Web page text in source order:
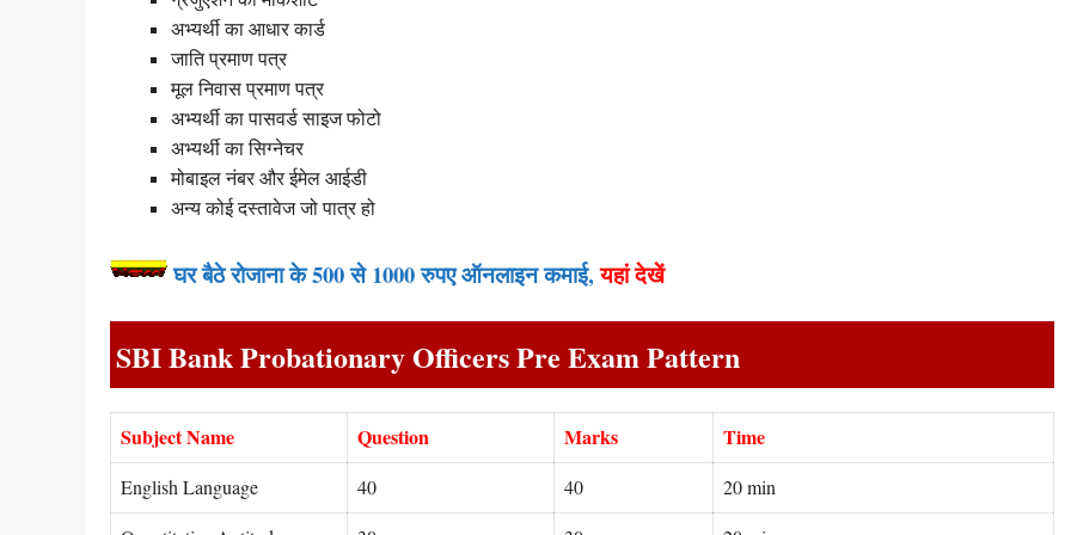
अभ्यर्थी का आधार कार्ड
जाति प्रमाण पत्र
मूल निवास प्रमाण पत्र
अभ्यर्थी का पासवर्ड साइज फोटो
अभ्यर्थी का सिग्नेचर
मोबाइल नंबर और ईमेल आईडी
अन्य कोई दस्तावेज जो पात्र हो
घर बैठे रोजाना के 500 से 1000 रुपए ऑनलाइन कमाई,यहां देखें
SBI Bank Probationary Officers Pre Exam Pattern
Subject Name Question Marks Time
English Language 40 40
20 min